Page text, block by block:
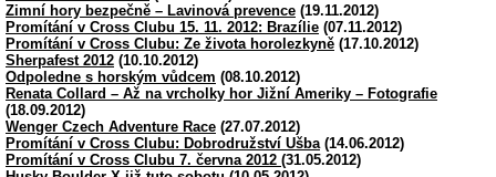
Zimní hory bezpečně – Lavinová prevence (19.11.2012)
Promítání v Cross Clubu 15. 11. 2012: Brazílie (07.11.2012)
Promítání v Cross Clubu: Ze života horolezkyně (17.10.2012)
Sherpafest 2012 (10.10.2012)
Odpoledne s horským vůdcem (08.10.2012)
Renata Collard – Až na vrcholky hor Jižní Ameriky – Fotografie
(18.09.2012)
Wenger Czech Adventure Race (27.07.2012)
Promítání v Cross Clubu: Dobrodružství Ušba (14.06.2012)
Promítání v Cross Clubu 7. června 2012 (31.05.2012)